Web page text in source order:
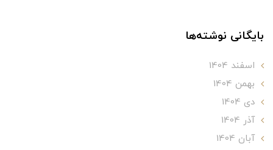
بایگانی نوشته‌ها
اسفند 1404
بهمن 1404
دی 1404
آذر 1404
آبان 1404